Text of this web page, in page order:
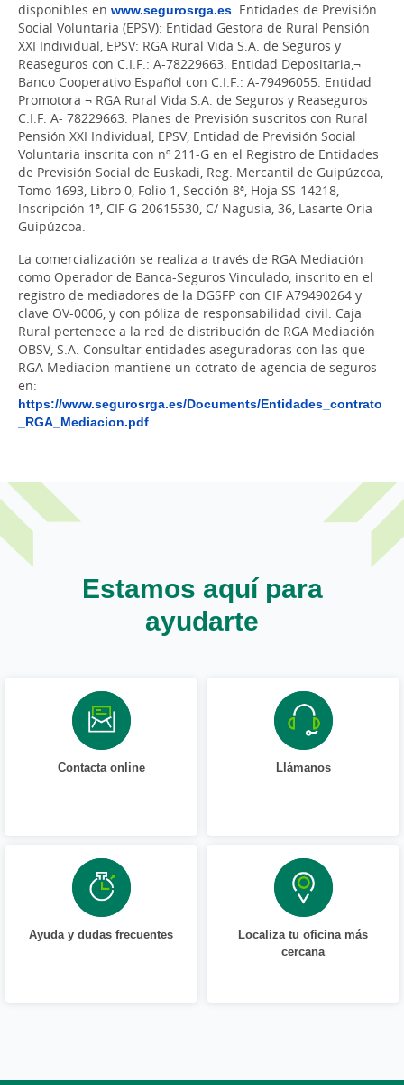
disponibles en www.segurosrga.es. Entidades de Previsión
Social Voluntaria (EPSV): Entidad Gestora de Rural Pensión
XXI Individual, EPSV: RGA Rural Vida S.A. de Seguros y
Reaseguros con C.I.F.: A-78229663. Entidad Depositaria,¬
Banco Cooperativo Español con C.I.F.: A-79496055. Entidad
Promotora ¬ RGA Rural Vida S.A. de Seguros y Reaseguros
C.I.F. A- 78229663. Planes de Previsión suscritos con Rural
Pensión XXI Individual, EPSV, Entidad de Previsión Social
Voluntaria inscrita con nº 211-G en el Registro de Entidades
de Previsión Social de Euskadi, Reg. Mercantil de Guipúzcoa,
Tomo 1693, Libro 0, Folio 1, Sección 8ª, Hoja SS-14218,
Inscripción 1ª, CIF G-20615530, C/ Nagusia, 36, Lasarte Oria
Guipúzcoa.
La comercialización se realiza a través de RGA Mediación
como Operador de Banca-Seguros Vinculado, inscrito en el
registro de mediadores de la DGSFP con CIF A79490264 y
clave OV-0006, y con póliza de responsabilidad civil. Caja
Rural pertenece a la red de distribución de RGA Mediación
OBSV, S.A. Consultar entidades aseguradoras con las que
RGA Mediacion mantiene un cotrato de agencia de seguros
en:
https://www.segurosrga.es/Documents/Entidades_contrato
_RGA_Mediacion.pdf
Estamos aquí para
ayudarte
Contacta online Llámanos
Ayuda y dudas frecuentes
Localiza tu oficina más
cercana